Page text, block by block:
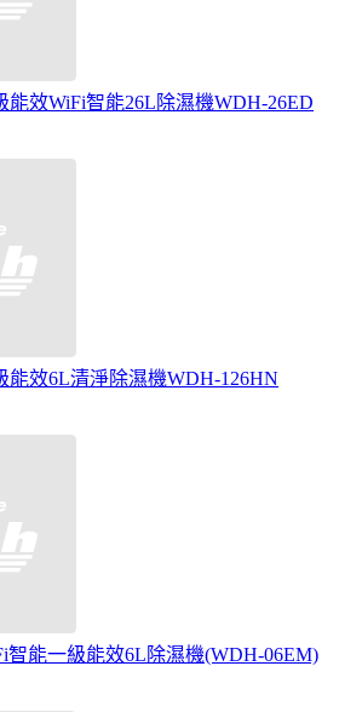
能效WiFi智能26L除濕機WDH-26ED
能效6L清淨除濕機WDH-126HN
智能一級能效6L除濕機(WDH-06EM)